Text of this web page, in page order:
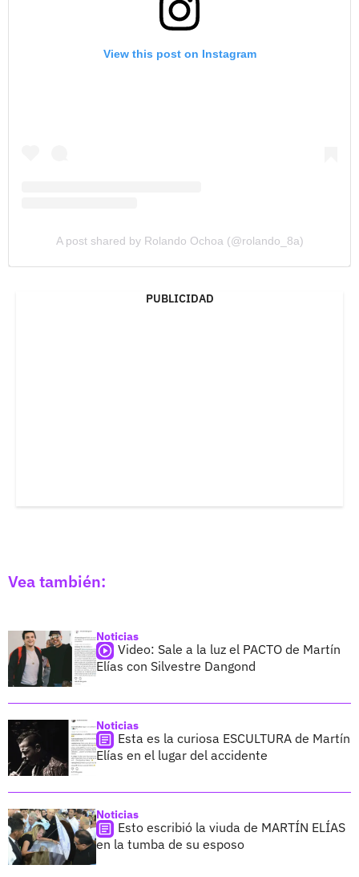
View this post on Instagram
A post shared by Rolando Ochoa (@rolando_8a)
PUBLICIDAD
Vea también:
Noticias
Video: Sale a la luz el PACTO de Martín
Elías con Silvestre Dangond
Noticias
Esta es la curiosa ESCULTURA de Martín
Elías en el lugar del accidente
Noticias
Esto escribió la viuda de MARTÍN ELÍAS
en la tumba de su esposo